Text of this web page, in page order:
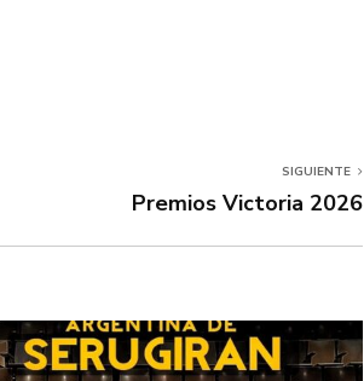
SIGUIENTE
Premios Victoria 2026